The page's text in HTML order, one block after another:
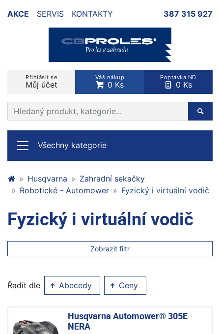
AKCE SERVIS KONTAKTY 387 315 927
Přihlásit se
Můj účet
Váš nákup
0 Ks
Poptávka ND
0 Ks
Prohledat web
Všechny kategorie
Husqvarna
Zahradní sekačky
Robotické - Automower
Fyzický i virtuální vodič
Fyzický i virtuální vodič
Zobrazit filtr
Řadit dle Abecedy Ceny
Husqvarna Automower® 305E
NERA